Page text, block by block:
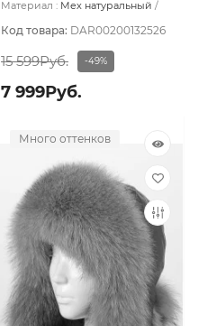
Материал : Мех натуральный
Код товара: DAR00200132526
15 599Руб. -49%
7 999Руб.
Много оттенков